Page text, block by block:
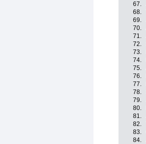
67.
68.
69.
70.
71.
72.
73.
74.
75.
76.
77.
78.
79.
80.
81.
82.
83.
84.